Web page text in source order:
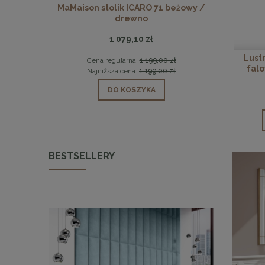
MaMaison stolik ICARO 71 beżowy /
drewno
1 079,10 zł
Cena regularna:1 199,00 zł
Najniższa cena: 1 199,00 zł
DO KOSZYKA
MaMaison
BESTSELLERY